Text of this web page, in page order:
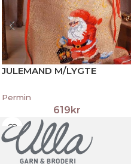
JULEMAND M/LYGTE
Permin
619 kr